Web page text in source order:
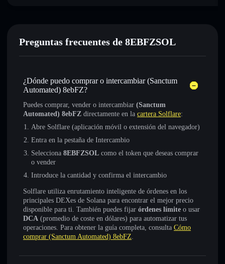
Preguntas frecuentes de 8EBFZSOL
¿Dónde puedo comprar o intercambiar (Sanctum
Automated) 8ebFZ?
Puedes comprar, vender o intercambiar (Sanctum
Automated) 8ebFZ directamente en la cartera Solflare:
Abre Solflare (aplicación móvil o extensión del navegador)
Entra en la pestaña de Intercambio
Selecciona 8EBFZSOL como el token que deseas comprar
o vender
Introduce la cantidad y confirma el intercambio
Solflare utiliza enrutamiento inteligente de órdenes en los
principales DEXes de Solana para encontrar el mejor precio
disponible para ti. También puedes fijar órdenes límite o usar
DCA (promedio de coste en dólares) para automatizar tus
operaciones. Para obtener la guía completa, consulta Cómo
comprar (Sanctum Automated) 8ebFZ.